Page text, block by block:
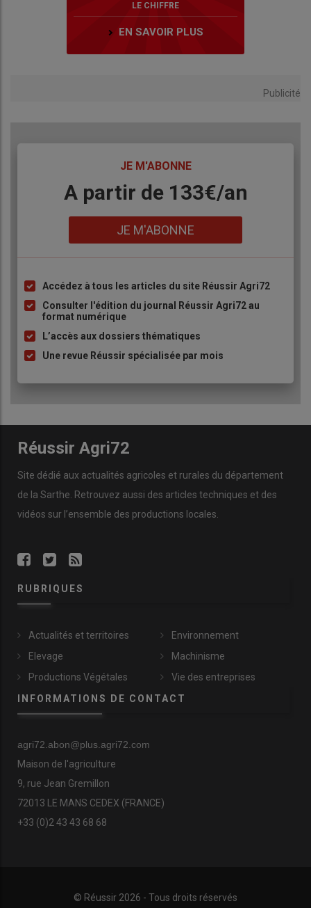
LE CHIFFRE
EN SAVOIR PLUS
Publicité
JE M'ABONNE
BodyA partir de 133€/an
JE M'ABONNE
Liste
à
puce
Accédez à tous les articles du site Réussir Agri72
Consulter l'édition du journal Réussir Agri72 au
format numérique
L’accès aux dossiers thématiques
Une revue Réussir spécialisée par mois
Réussir Agri72
Site dédié aux actualités agricoles et rurales du département
de la Sarthe. Retrouvez aussi des articles techniques et des
vidéos sur l’ensemble des productions locales.
RUBRIQUES
Actualités et territoires
Elevage
Productions Végétales
Environnement
Machinisme
Vie des entreprises
INFORMATIONS DE CONTACT
agri72.abon@plus.agri72.com
Maison de l'agriculture
9, rue Jean Gremillon
72013 LE MANS CEDEX (FRANCE)
+33 (0)2 43 43 68 68
© Réussir 2026 - Tous droits réservés